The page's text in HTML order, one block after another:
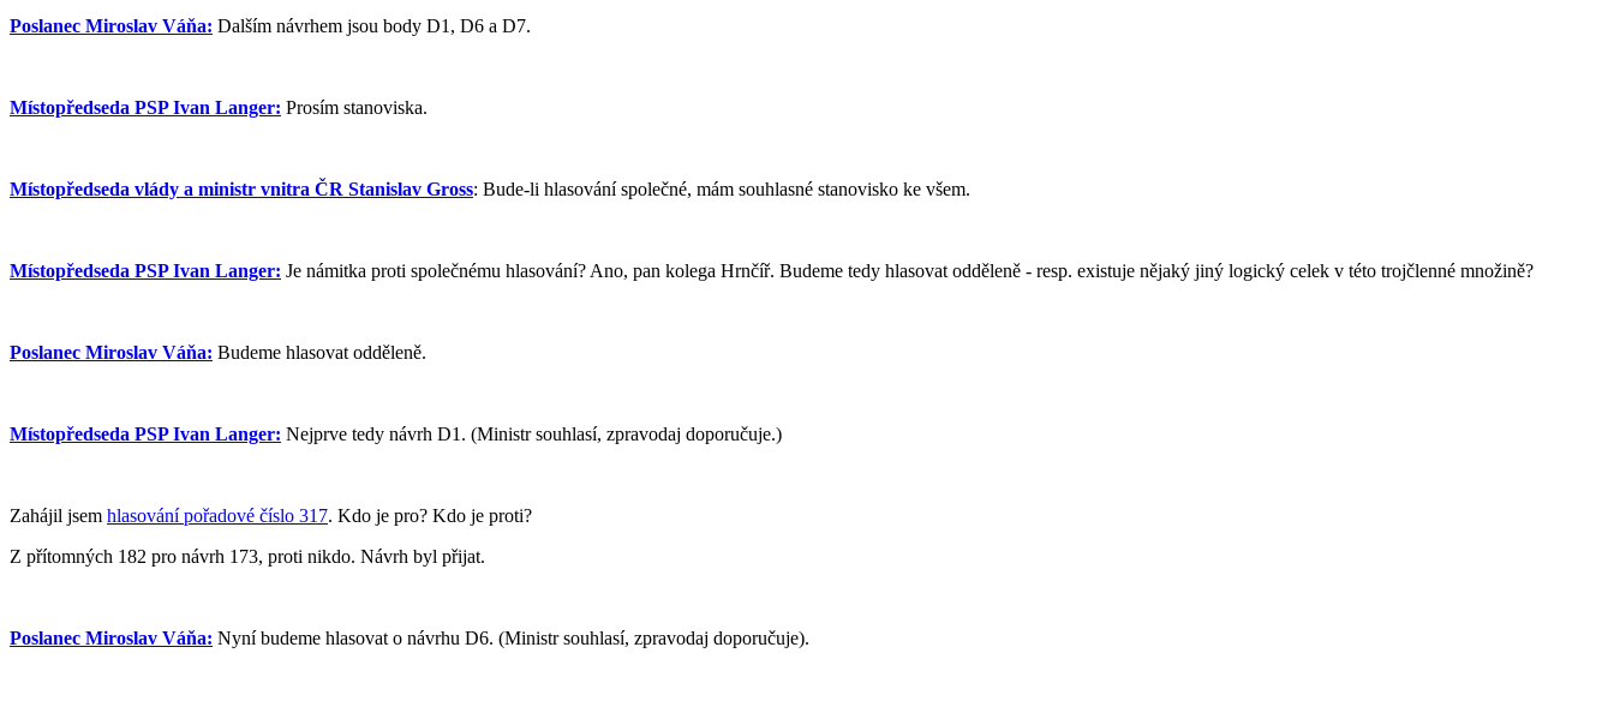
Poslanec Miroslav Váňa: Dalším návrhem jsou body D1, D6 a D7.
Místopředseda PSP Ivan Langer: Prosím stanoviska.
Místopředseda vlády a ministr vnitra ČR Stanislav Gross: Bude-li hlasování společné, mám souhlasné stanovisko ke všem.
Místopředseda PSP Ivan Langer: Je námitka proti společnému hlasování? Ano, pan kolega Hrnčíř. Budeme tedy hlasovat odděleně - resp. existuje nějaký jiný logický celek v této trojčlenné množině?
Poslanec Miroslav Váňa: Budeme hlasovat odděleně.
Místopředseda PSP Ivan Langer: Nejprve tedy návrh D1. (Ministr souhlasí, zpravodaj doporučuje.)
Zahájil jsem hlasování pořadové číslo 317. Kdo je pro? Kdo je proti?
Z přítomných 182 pro návrh 173, proti nikdo. Návrh byl přijat.
Poslanec Miroslav Váňa: Nyní budeme hlasovat o návrhu D6. (Ministr souhlasí, zpravodaj doporučuje).